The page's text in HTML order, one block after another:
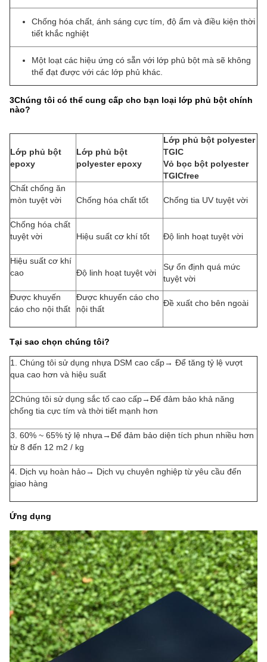
Chống hóa chất, ánh sáng cực tím, độ ẩm và điều kiện thời
tiết khắc nghiệt
Một loạt các hiệu ứng có sẵn với lớp phủ bột mà sẽ không
thể đạt được với các lớp phủ khác.
3Chúng tôi có thể cung cấp cho bạn loại lớp phủ bột chính
nào?
Lớp phủ bột
epoxy
Lớp phủ bột
polyester epoxy
Lớp phủ bột polyester
TGIC
Vỏ bọc bột polyester
TGICfree
Chất chống ăn
mòn tuyệt vời
Chống hóa chất tốt Chống tia UV tuyệt vời
Chống hóa chất
tuyệt vời
Hiệu suất cơ khí tốt Độ linh hoạt tuyệt vời
Hiệu suất cơ khí
cao
Độ linh hoạt tuyệt vời
Sự ổn định quá mức
tuyệt vời
Được khuyến
cáo cho nội thất
Được khuyến cáo cho
nội thất
Đề xuất cho bên ngoài
Tại sao chọn chúng tôi?
1. Chúng tôi sử dụng nhựa DSM cao cấp→ Để tăng tỷ lệ vượt
qua cao hơn và hiệu suất
2Chúng tôi sử dụng sắc tố cao cấp→Để đảm bảo khả năng
chống tia cực tím và thời tiết mạnh hơn
3. 60% ~ 65% tỷ lệ nhựa→Để đảm bảo diện tích phun nhiều hơn
từ 8 đến 12 m2 / kg
4. Dịch vụ hoàn hảo→ Dịch vụ chuyên nghiệp từ yêu cầu đến
giao hàng
Ứng dụng